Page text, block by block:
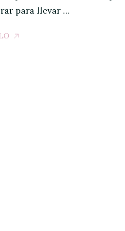
para llevar …